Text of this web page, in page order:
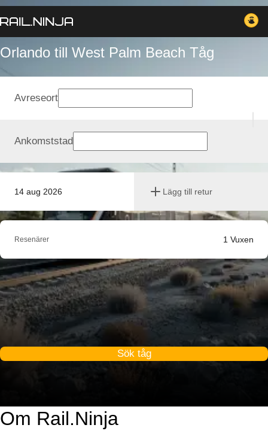
Orlando till West Palm Beach Tåg
14 aug 2026 Lägg till retur
Avreseort
Ankomststad
Resenärer 1 Vuxen
Sök tåg
Om Rail.Ninja